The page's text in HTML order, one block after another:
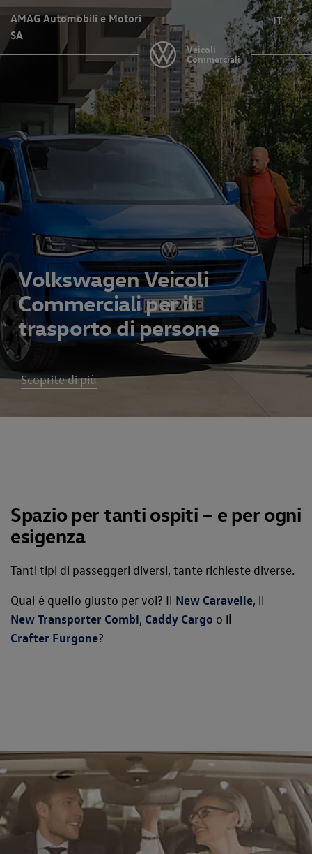
AMAG Automobili e Motori
SA
IT
Veicoli
Commerciali
Volkswagen Veicoli
Commerciali per il
trasporto di persone
Scoprite di più
Spazio per tanti ospiti – e per ogni
esigenza
Tanti tipi di passeggeri diversi, tante richieste diverse.
Qual è quello giusto per voi? Il New Caravelle, il
New Transporter Combi, Caddy Cargo o il
Crafter Furgone?